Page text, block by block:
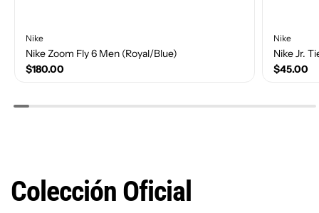
10 10.5 11 11.5
Nike
Nike Zoom Fly 6 Men (Royal/Blue)
$180.00
Nike
Nike Jr.
$45.00
Colección Oficial